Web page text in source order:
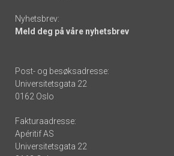
Nyhetsbrev:
Meld deg på våre nyhetsbrev
Post- og besøksadresse:
Universitetsgata 22
0162 Oslo
Fakturaadresse:
Apéritif AS
Universitetsgata 22